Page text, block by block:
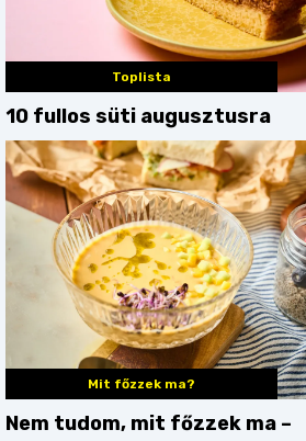
Toplista
10 fullos süti augusztusra
Mit főzzek ma?
Nem tudom, mit főzzek ma –